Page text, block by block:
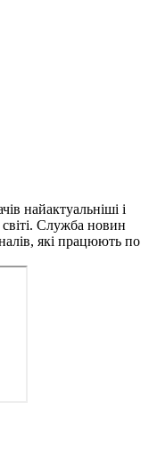
найактуальніші і
світі. Служба новин
які працюють по